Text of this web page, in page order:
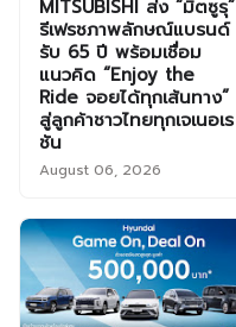
MITSUBISHI ส่ง “มิตซูรุ”
รีเฟรชภาพลักษณ์แบรนด์
รับ 65 ปี พร้อมเชื่อม
แนวคิด “Enjoy the
Ride จอยได้ทุกเส้นทาง”
สู่ลูกค้าชาวไทยทุกเจเนอเร
ชัน
August 06, 2026